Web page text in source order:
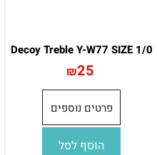
Decoy Treble Y-W77 SIZE 1/0
₪25
פרטים נוספים
הוסף לסל